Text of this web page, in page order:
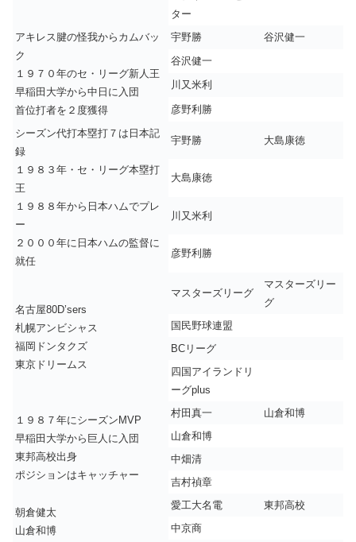
ター
アキレス腱の怪我からカムバッ
ク
１９７０年のセ・リーグ新人王
早稲田大学から中日に入団
首位打者を２度獲得
宇野勝
谷沢健一
谷沢健一
川又米利
彦野利勝
シーズン代打本塁打７は日本記
録
１９８３年・セ・リーグ本塁打
王
１９８８年から日本ハムでプレ
ー
２０００年に日本ハムの監督に
就任
宇野勝 大島康徳
大島康徳
川又米利
彦野利勝
名古屋80D’sers
札幌アンビシャス
福岡ドンタクズ
東京ドリームス
マスターズリーグ
マスターズリー
グ
国民野球連盟
BCリーグ
四国アイランドリ
ーグplus
１９８７年にシーズンMVP
早稲田大学から巨人に入団
東邦高校出身
ポジションはキャッチャー
村田真一
山倉和博
山倉和博
中畑清
吉村禎章
朝倉健太
山倉和博
愛工大名電
東邦高校
中京商